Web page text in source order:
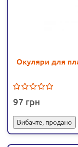
Окуляри для
97
Вибачте, продано